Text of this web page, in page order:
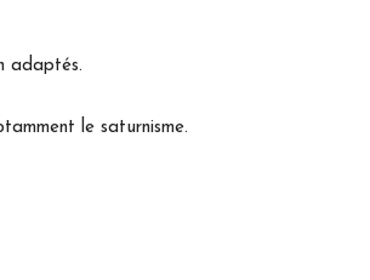
adaptés.
le saturnisme.